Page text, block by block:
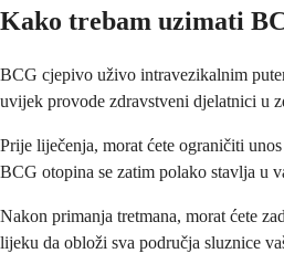
Kako trebam uzimati
BCG cjepivo uživo intravezikalnim
uvijek provode zdravstveni djelatnici u
Prije liječenja, morat ćete ograničiti
BCG otopina se zatim polako stavlja u
Nakon primanja tretmana, morat ćete
lijeku da obloži sva područja sluznice